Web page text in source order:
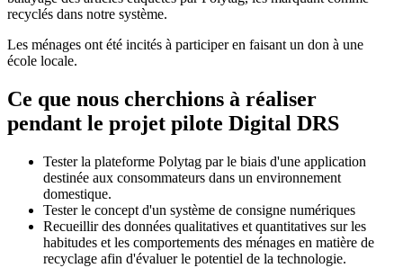
recyclés dans notre système.
Les ménages ont été incités à participer en faisant un don à une
école locale.
Ce que nous cherchions à réaliser
pendant le projet pilote Digital DRS
Tester la plateforme Polytag par le biais d'une application
destinée aux consommateurs dans un environnement
domestique.
Tester le concept d'un système de consigne numériques
Recueillir des données qualitatives et quantitatives sur les
habitudes et les comportements des ménages en matière de
recyclage afin d'évaluer le potentiel de la technologie.